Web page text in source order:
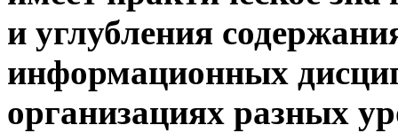
и углубления
информационных
организациях разных